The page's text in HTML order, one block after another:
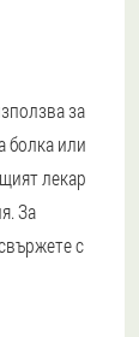
за
болка или
лекар
За
с